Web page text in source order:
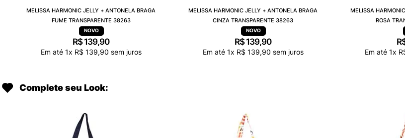
MELISSA HARMONIC JELLY + ANTONELA BRAGA
FUME TRANSPARENTE 38263
R$ 139,90
Em até 1x R$ 139,90 sem juros
MELISSA HARMONIC JELLY + ANTONELA BRAGA
CINZA TRANSPARENTE 38263
R$ 139,90
Em até 1x R$ 139,90 sem juros
MELISSA
ROSA
Em até 1x
Complete seu Look: